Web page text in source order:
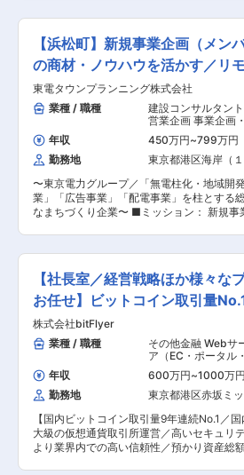
ビスとなっております。 ※エクサウィザーズの完
全子会社である新設会社、Exa Enterprise
クサウィザーズと同内容が適用されます 変更の範
囲：会社の定める業務
深く関われるため、事業の成長をダイレク
じられます。 ◇地域農業を支える重要なポ
ン 携わる車は、農家の作業効率を上げる、
仕事を支援する重要な存在です。地域の仕事
業を支える実感があるのが特徴です。 ■教育体
制： まずは同じ部署の担当者にレクチャー
ながら、基本的な業務の流れを習得いただ
す。業務に慣れてきたら、ご自身でアクショ
ランを立てて行動をいただきたいと考えてい
す。 ■当社の製品について： 農業は人々の生活
に欠かせない産業であり、農機具もまた安定
ニーズがある製品です。 稲作や果樹栽培な
い農業現場で使われる当社の農機は、地域に
い存在です。 季節ごとのメンテナンスや買
需要もあり、景気に左右されにくい安定性
さらにリテールメディア事業部門の立ち上
ど、業容拡大により、事業別の業績管理やコ
コントロールの必要性が増しています。 そ
め、当社の経営管理部においてのマネージ
補として、投資コスト・人件費・販促費な
算管理を強化する体制づくりの実現に向け、
を支える管理会計を担う人材を募集いたし
【業務詳細】 ・中期・長期経営計画および
月次予算の策定 ・予算に対する実績進捗の
よび乖離や異常値の検知・経営層へのアラー
信 ・事業単位の業績管理と予算執行のサポ
・全社のコストコントロールおよび投資・販
の採算性のチェック ・各事業部との定期的
合わせ ・必要に応じて各事業部の会議へ参
【働き方の魅力】 ・在宅週2回以上可能な
ークライフバランスを整えられる ・コアタ
できる制度があり、ワーキングマザーも多
しています。 ・有給は入社後半年で10日付
れ,有給休暇以外にも長期休暇制度がありご
好きなタイミングで取得いただけます。 ・
しで腰を据えて働くことが可能です。 【当社につ
いて】 『グループのマーケティングを進化
せ』、『イノベーションを起こす』ことを
ョンに、グループの機能会社から、事業会社
進化し、事業拡大を狙う『成長フェーズ』
企業です。 変更の範囲：会社の定める業務
【浜松町】新規事業企画（メン
の商材・ノウハウを活かす／リ
クス／
東電タウンプランニング株式会社
業種 / 職種
建設コンサルタン
営業企画 事業企画
年収
450万円~799万円
勤務地
東京都港区海岸（１
〜東京電力グループ／「無電柱化・地域開
業」「広告事業」「配電事業」を柱とする
なまちづくり企業〜 ■ミッション： 新規事業開
想、自由な着想による広い範囲のアイディ
「事業化に向けた強い意志」を持って取り組
方を募集します。 ■業務内容： ・新規事業案出
し、案の具体化検討（ビジネスプラン策定
ズ調査・売上規模検討） ・具体化した案件
上げ（事業案の深堀、PoC、事業化） ■フォロー
体制： チームで協働し業務を進めていきま
で、安心して業務に集中できる環境です。 ■働き
方 フレックス制度とリモートワーク整備を
いるため柔軟な働き方が可能な職場となって
ます。実際に入社後の定着率が高く、平均
数は19.7年と長期的にキャリア築きやすい環
あります。 ■当社の魅力： 【東京電力グループ
／様々な事業を展開】 東京電力グループの
して、「無電柱化・地域開発事業」「広告
「配電事業」を柱にあなたの街を支えてい
【社長室／経営戦略ほか様々な
お任せ】ビットコイン取引量
株式会社bitFlyer
業種 / 職種
その他金融 Webサ
ア（EC・ポータル
業統括マネジャー
新規事業開発
年収 600万円~1000万円
勤務地
東京都港区赤坂ミ
【国内ビットコイン取引量9年連続No.1／
大級の仮想通貨取引所運営／高いセキュリ
より業界内での高い信頼性／預かり資産総